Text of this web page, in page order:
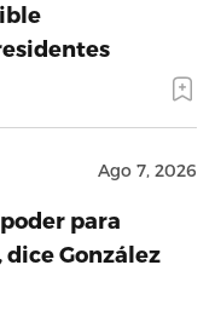
Ago 7, 2026
para
González